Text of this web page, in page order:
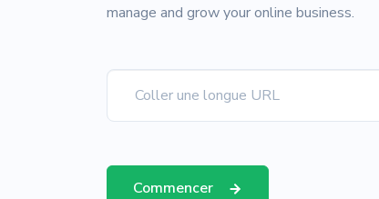
manage and grow your online business.
Commencer